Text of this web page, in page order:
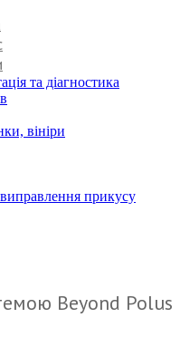
та діагностика
вініри
прикусу
Beyond Polus